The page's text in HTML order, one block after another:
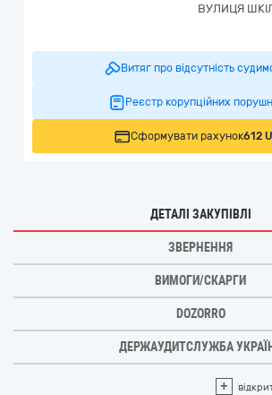
ВУЛИЦЯ
Витяг про відсутність
Реєстр корупційних
Сформувати рахунок612
ДЕТАЛІ ЗАКУПІВЛІ
ЗВЕРНЕННЯ
ВИМОГИ/СКАРГИ
DOZORRO
ДЕРЖАУДИТСЛУЖБА
+